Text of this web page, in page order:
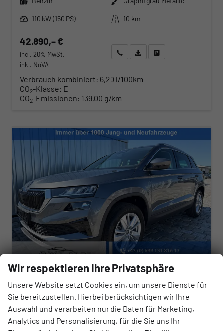
Leistung
110 kW (150 PS) Kilometerstand 10 km
42.890,– €
incl. 20% MwSt.
inkl. NoVA
Wir rufen Sie anAngebot drucken (PDF)
Verbrauch kombiniert: 6,20 l/100km
CO2-Klasse: E
CO2-Emissionen: 139,00 g/km
Skoda Karoq
EXTRA 2,0 TDI 4x4 150 PS DSG -5 Jahre Garantie-Anhängerkupplung-ACC Tempomat-AppleCarPlay-AndroidAuto-Sunset-2-Zonen-Klima-17''Alu-Rückfahrkamera-Sofort
unverbindliche Lieferzeit: Sofort Neuwagen
Fahrzeugnr. 180294 Getriebe Automatik
Wir respektieren Ihre Privatsphäre
Unsere Website setzt Cookies ein, um unsere Dienste für
Sie bereitzustellen. Hierbei berücksichtigen wir Ihre
Auswahl und verarbeiten nur die Daten für Marketing,
Analytics und Personalisierung, für die Sie uns Ihr